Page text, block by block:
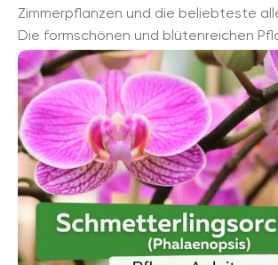
Zimmerpflanzen und die beliebteste
Die formschönen und blütenreichen
unzähligen Farbvariationen. Auch